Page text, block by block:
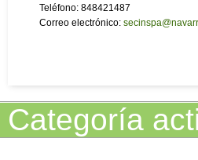
Teléfono: 848421487
Correo electrónico:
Categoría